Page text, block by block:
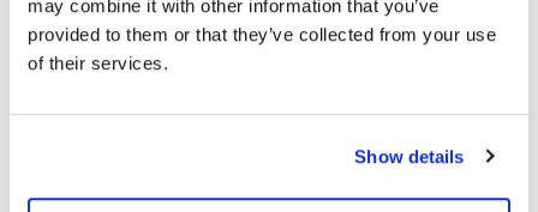
may combine it with other information that you’ve
provided to them or that they’ve collected from your use
of their services.
Show details
sürdürüyoruz. Hızla gelişen bayi ağımız sayesinde müşterilerimizin
temiz enerji çözümlerine daha kolay erişmesini sağlayarak
sürdürülebilir geleceğe katkı sunacağız.”
bölgesel dinamiklere göre şekillendirdiğini belirten Sarvan, şirket